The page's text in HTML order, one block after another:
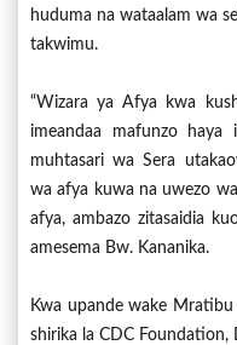
huduma na wataalam wa
takwimu.
“Wizara ya Afya kwa
imeandaa mafunzo haya
muhtasari wa Sera
wa afya kuwa na uwezo
afya, ambazo zitasaidia
amesema Bw. Kananika.
Kwa upande wake
shirika la CDC Foundation,